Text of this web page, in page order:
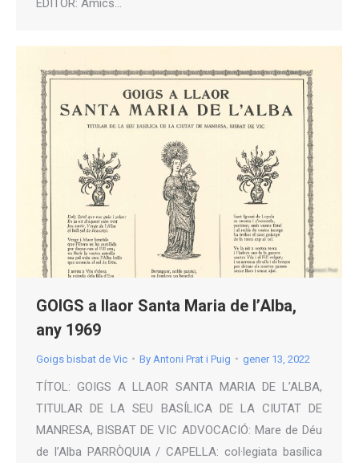
EDITOR: Amics…
GOIGS a llaor Santa Maria de l’Alba,
any 1969
Goigs bisbat de Vic By Antoni Prat i Puig gener 13, 2022
TÍTOL: GOIGS A LLAOR SANTA MARIA DE L’ALBA,
TITULAR DE LA SEU BASÍLICA DE LA CIUTAT DE
MANRESA, BISBAT DE VIC ADVOCACIÓ: Mare de Déu
de l’Alba PARRÒQUIA / CAPELLA: col·legiata basílica